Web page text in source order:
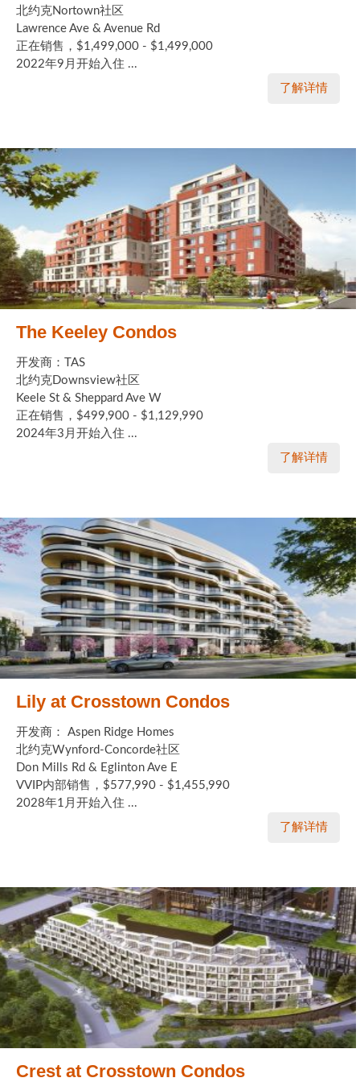
北约克Nortown社区
Lawrence Ave & Avenue Rd
正在销售，$1,499,000 - $1,499,000
2022年9月开始入住 ...
了解详情
The Keeley Condos
开发商：TAS
北约克Downsview社区
Keele St & Sheppard Ave W
正在销售，$499,900 - $1,129,990
2024年3月开始入住 ...
了解详情
Lily at Crosstown Condos
开发商： Aspen Ridge Homes
北约克Wynford-Concorde社区
Don Mills Rd & Eglinton Ave E
VVIP内部销售，$577,990 - $1,455,990
2028年1月开始入住 ...
了解详情
Crest at Crosstown Condos